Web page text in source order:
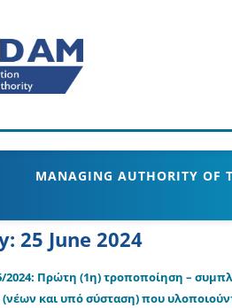
MANAGING AUTHORITY OF
25 June 2024
2024: Πρώτη (1η) τροποποίηση –
και υπό σύσταση) που